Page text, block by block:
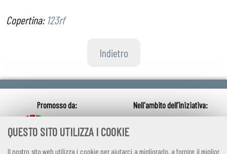
QUESTO SITO UTILIZZA I COOKIE
Il nostro sito web utilizza i cookie per aiutarci a migliorarlo, a fornire il miglior
Copertina: 123rf
Indietro